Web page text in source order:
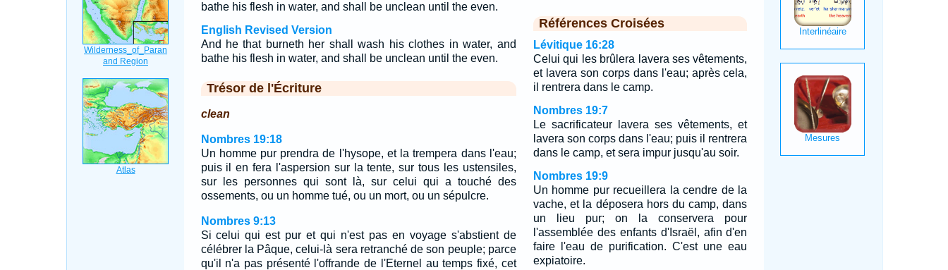
bathe his flesh in water, and shall be unclean until the even.
English Revised Version
And he that burneth her shall wash his clothes in water, and
bathe his flesh in water, and shall be unclean until the even.
Trésor de l'Écriture
clean
Nombres 19:18
Un homme pur prendra de l'hysope, et la trempera dans l'eau;
puis il en fera l'aspersion sur la tente, sur tous les ustensiles,
sur les personnes qui sont là, sur celui qui a touché des
ossements, ou un homme tué, ou un mort, ou un sépulcre.
Nombres 9:13
Si celui qui est pur et qui n'est pas en voyage s'abstient de
célébrer la Pâque, celui-là sera retranché de son peuple; parce
qu'il n'a pas présenté l'offrande de l'Eternel au temps fixé, cet
Références Croisées
Lévitique 16:28
Celui qui les brûlera lavera ses vêtements,
et lavera son corps dans l'eau; après cela,
il rentrera dans le camp.
Nombres 19:7
Le sacrificateur lavera ses vêtements, et
lavera son corps dans l'eau; puis il rentrera
dans le camp, et sera impur jusqu'au soir.
Nombres 19:9
Un homme pur recueillera la cendre de la
vache, et la déposera hors du camp, dans
un lieu pur; on la conservera pour
l'assemblée des enfants d'Israël, afin d'en
faire l'eau de purification. C'est une eau
expiatoire.